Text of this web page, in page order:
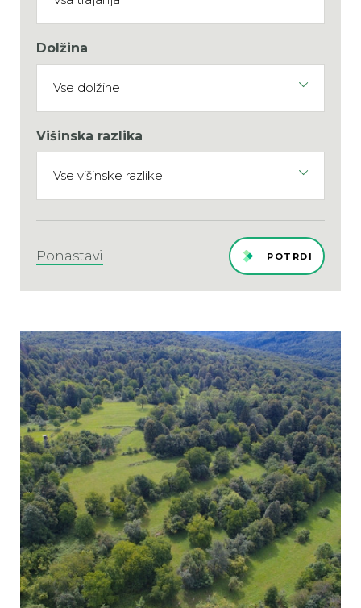
Dolžina
Višinska razlika
Ponastavi